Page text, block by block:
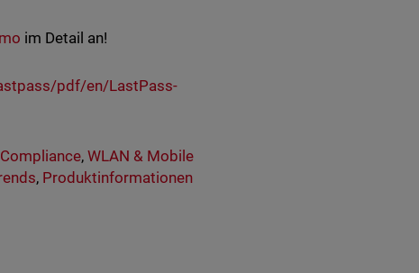
im Detail an!
pdf/en/LastPass-
,WLAN & Mobile
, Produktinformationen